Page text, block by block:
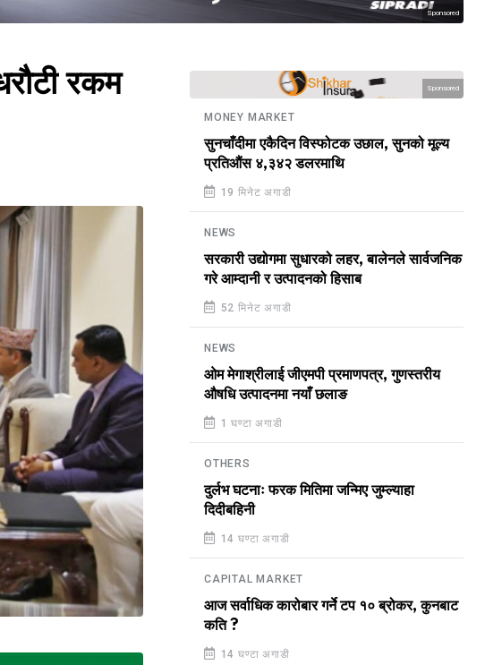
Sponsored
रकम
Sponsored
MONEY MARKET
सुनचाँदीमा एकैदिन विस्फोटक उछाल, सुनको मूल्य
प्रतिऔंस ४,३४२ डलरमाथि
19 मिनेट अगाडी
NEWS
सरकारी उद्योगमा सुधारको लहर, बालेनले सार्वजनिक
गरे आम्दानी र उत्पादनको हिसाब
52 मिनेट अगाडी
NEWS
ओम मेगाश्रीलाई जीएमपी प्रमाणपत्र, गुणस्तरीय
औषधि उत्पादनमा नयाँ छलाङ
1 घण्टा अगाडी
OTHERS
दुर्लभ घटनाः फरक मितिमा जन्मिए जुम्ल्याहा
दिदीबहिनी
14 घण्टा अगाडी
CAPITAL MARKET
आज सर्वाधिक कारोबार गर्ने टप १० ब्रोकर, कुनबाट
कति ?
14 घण्टा अगाडी